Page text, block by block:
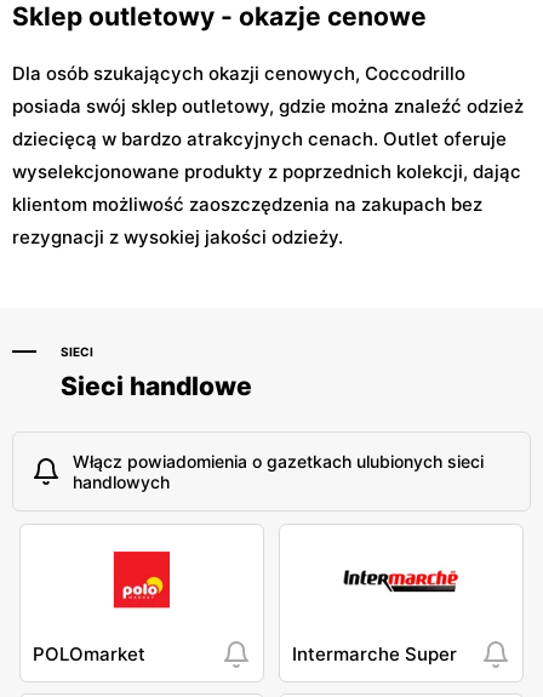
Sklep outletowy - okazje cenowe
Dla osób szukających okazji cenowych, Coccodrillo
posiada swój sklep outletowy, gdzie można znaleźć odzież
dziecięcą w bardzo atrakcyjnych cenach. Outlet oferuje
wyselekcjonowane produkty z poprzednich kolekcji, dając
klientom możliwość zaoszczędzenia na zakupach bez
rezygnacji z wysokiej jakości odzieży.
SIECI
Sieci handlowe
Włącz powiadomienia o gazetkach ulubionych sieci
handlowych
POLOmarket Intermarche Super